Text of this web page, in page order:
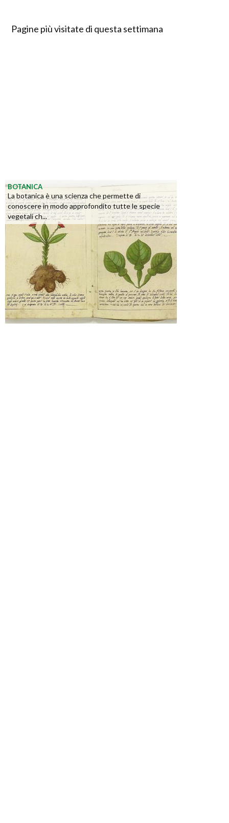
Pagine più visitate di questa settimana
BOTANICA
La botanica è una scienza che permette di
conoscere in modo approfondito tutte le specie
vegetali ch...